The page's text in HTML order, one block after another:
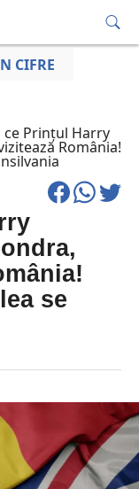
CIFRE
Prințul Harry
România!
se